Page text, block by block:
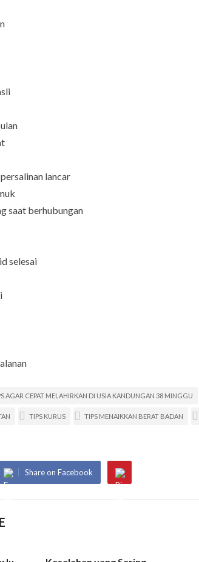
lancar
saat berhubungan
selesai
AGAR CEPAT MELAHIRKAN DI USIA KANDUNGAN 38 MINGGU
TIPS KURUS TIPS MENAIKKAN BERAT BADAN
Share on Facebook